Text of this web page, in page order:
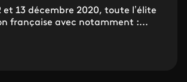
et 13 décembre 2020, toute l’élite
française avec notamment :...